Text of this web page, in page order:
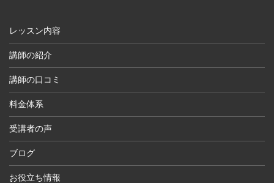
レッスン内容
講師の紹介
講師の口コミ
料金体系
受講者の声
ブログ
お役立ち情報